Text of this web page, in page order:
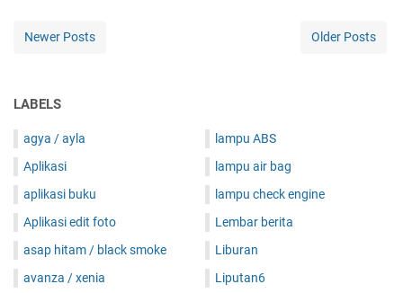
Newer Posts Older Posts
LABELS
agya / ayla
Aplikasi
aplikasi buku
Aplikasi edit foto
asap hitam / black smoke
avanza / xenia
lampu ABS
lampu air bag
lampu check engine
Lembar berita
Liburan
Liputan6